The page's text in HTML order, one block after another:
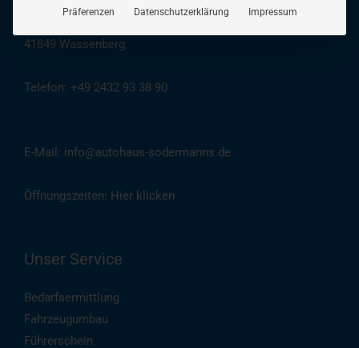
41849 Wassenberg
Telefon: +49 2432 93 38 90
E-Mail: info@autohaus-sodermanns.de
Öffnungszeiten: Hier klicken
Unser Service
Bedarfsermittlung
Fahrzeugumbau
Führerschein
Präferenzen Datenschutzerklärung Impressum